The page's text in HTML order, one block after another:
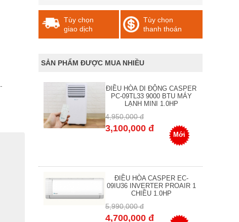
Tùy chọn
giao dịch
Tùy chọn
thanh thoán
SẢN PHẨM ĐƯỢC MUA NHIỀU
ĐIỀU HÒA DI ĐỘNG CASPER
PC-09TL33 9000 BTU MÁY
LẠNH MINI 1.0HP
4,950,000 đ
3,100,000 đ
Mới
ĐIỀU HÒA CASPER EC-
09IU36 INVERTER PROAIR 1
CHIỀU 1.0HP
5,990,000 đ
4,700,000 đ